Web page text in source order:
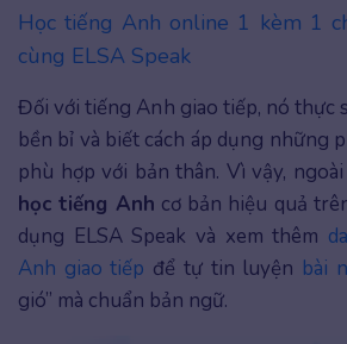
Học tiếng Anh online 1 kèm 1
cùng ELSA Speak
Đối với tiếng Anh giao tiếp, nó thực
bền bỉ và biết cách áp dụng những
phù hợp với bản thân. Vì vậy,
học tiếng Anh cơ bản hiệu quả
dụng ELSA Speak và xem thêm
Anh giao tiếp để tự tin luyện bài
gió” mà chuẩn bản ngữ.